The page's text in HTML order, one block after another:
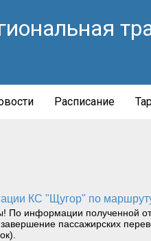
Расписание
КС "Щугор" по
По информации полученной
пассажирских